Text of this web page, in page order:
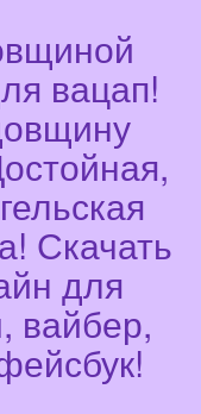
вацап!
Скачать
для
вайбер,